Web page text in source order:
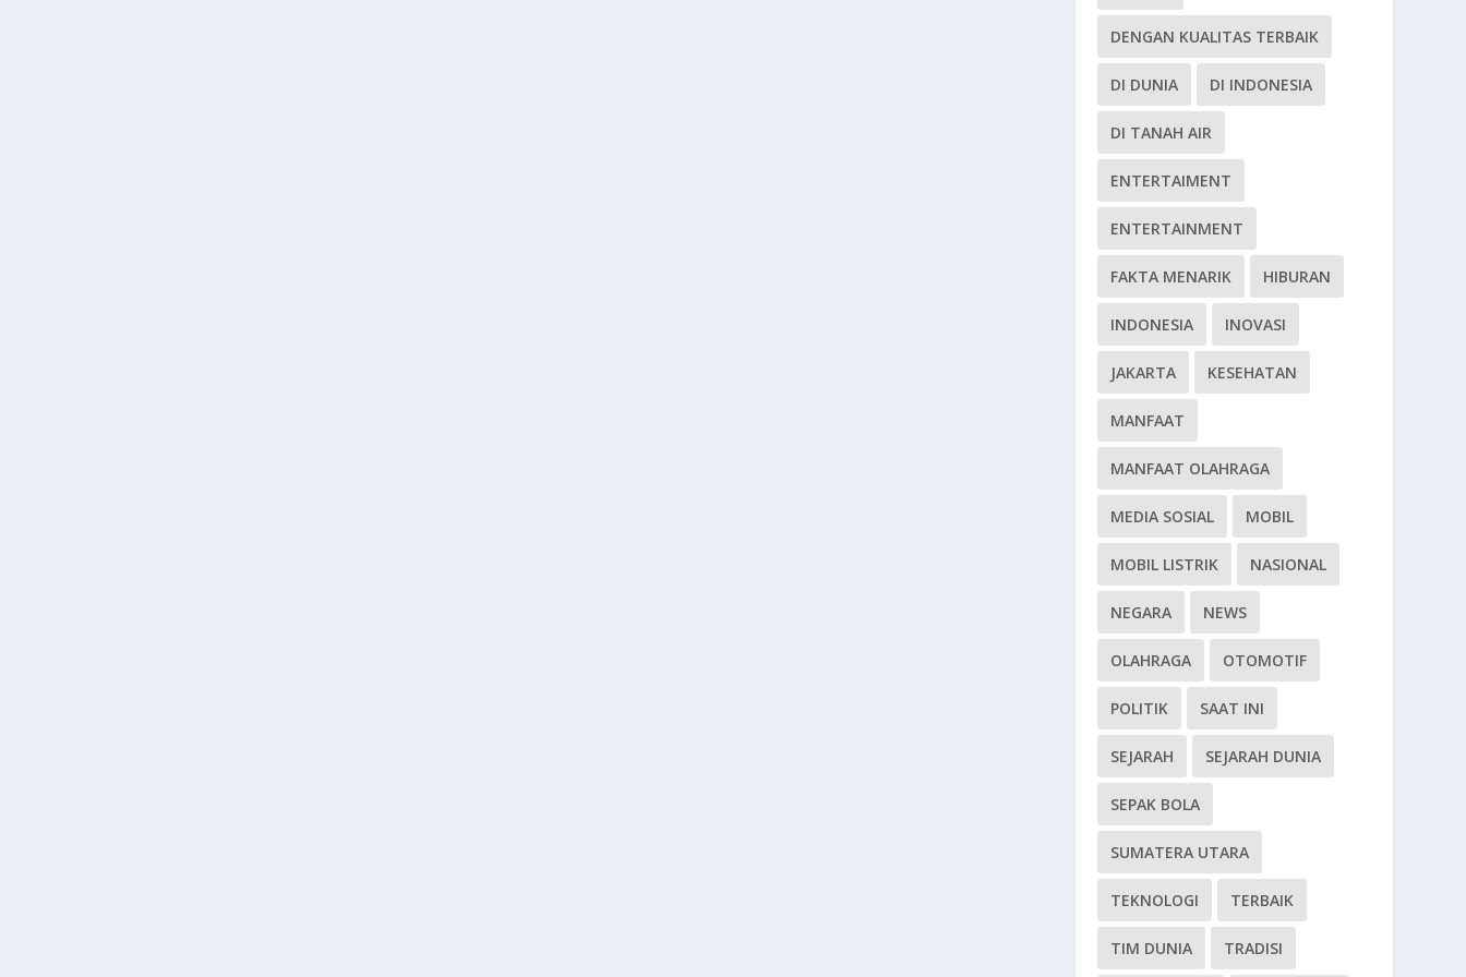
DENGAN KUALITAS TERBAIK
DI DUNIA DI INDONESIA
DI TANAH AIR
ENTERTAIMENT
ENTERTAINMENT
FAKTA MENARIK HIBURAN
INDONESIA INOVASI
JAKARTA KESEHATAN
MANFAAT
MANFAAT OLAHRAGA
MEDIA SOSIAL MOBIL
MOBIL LISTRIK NASIONAL
NEGARA NEWS
OLAHRAGA OTOMOTIF
POLITIK SAAT INI
SEJARAH SEJARAH DUNIA
SEPAK BOLA
SUMATERA UTARA
TEKNOLOGI TERBAIK
TIM DUNIA TRADISI